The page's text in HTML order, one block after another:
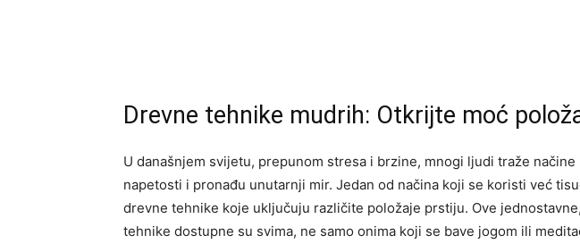
Drevne tehnike mudrih: Otkrijte moć
U današnjem svijetu, prepunom stresa i brzine, mnogi ljudi traže načine
napetosti i pronađu unutarnji mir. Jedan od načina koji se koristi već
drevne tehnike koje uključuju različite položaje prstiju. Ove
tehnike dostupne su svima, ne samo onima koji se bave jogom ili